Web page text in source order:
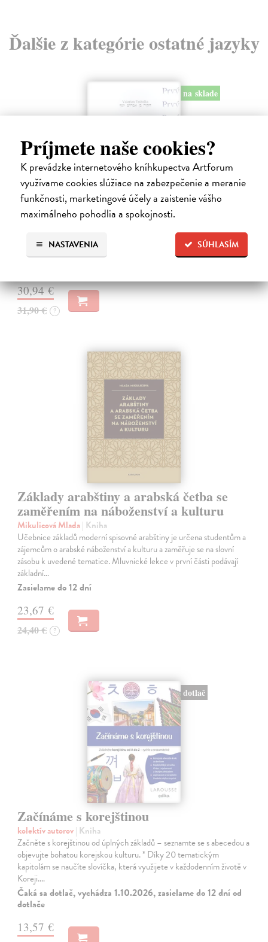
Príjmete naše cookies?
K prevádzke internetového kníhkupectva Artforum
využívame cookies slúžiace na zabezpečenie a meranie
funkčnosti, marketingové účely a zaistenie vášho
maximálneho pohodlia a spokojnosti.
SÚHLASÍM
NASTAVENIA
Ďalšie z kategórie ostatné jazyky
na sklade
Hebrejsko-slovenský slovník
Trabalka Valerian| Kniha
Hebrejsko - slovenský slovník, vydanie z roku 1996.
30,94 €
31,90 € ?
Základy arabštiny a arabská četba se
zaměřením na náboženství a kulturu
Mikulicová Mlada| Kniha
Učebnice základů moderní spisovné arabštiny je určena studentům a
zájemcům o arabské náboženství a kulturu a zaměřuje se na slovní
zásobu k uvedené tematice. Mluvnické lekce v první části podávají
základní…
Zasielame do 12 dní
23,67 €
24,40 € ?
dotlač
Začínáme s korejštinou
kolektív autorov| Kniha
Začněte s korejštinou od úplných základů – seznamte se s abecedou a
objevujte bohatou korejskou kulturu. * Díky 20 tematickým
kapitolám se naučíte slovíčka, která využijete v každodenním životě v
Koreji.…
Čaká sa dotlač, vychádza 1.10.2026, zasielame do 12 dní od
dotlače
13,57 €